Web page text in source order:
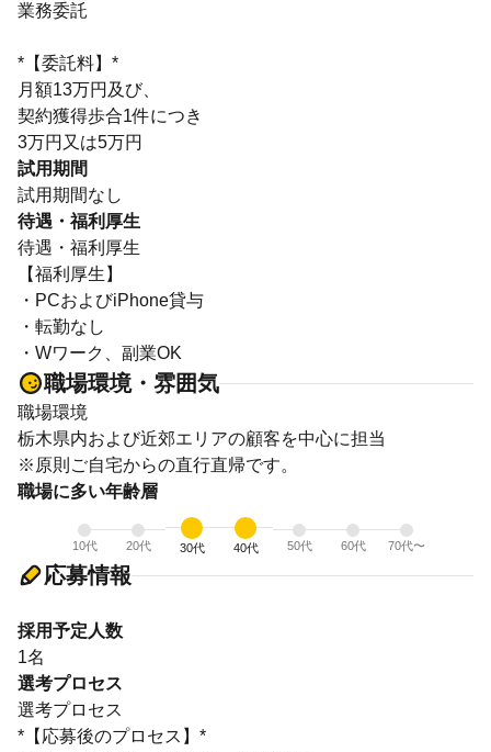
業務委託
*【委託料】*
月額13万円及び、
契約獲得歩合1件につき
3万円又は5万円
試用期間
試用期間なし
待遇・福利厚生
待遇・福利厚生
【福利厚生】
・PCおよびiPhone貸与
・転勤なし
・Wワーク、副業OK
職場環境・雰囲気
職場環境
栃木県内および近郊エリアの顧客を中心に担当
※原則ご自宅からの直行直帰です。
職場に多い年齢層
10代 20代 30代 40代 50代 60代 70代〜
応募情報
採用予定人数
1名
選考プロセス
選考プロセス
*【応募後のプロセス】*